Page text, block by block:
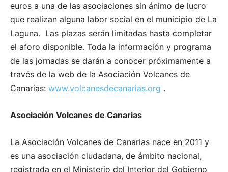
euros a una de las asociaciones sin ánimo de lucro
que realizan alguna labor social en el municipio de La
Laguna. Las plazas serán limitadas hasta completar
el aforo disponible. Toda la información y programa
de las jornadas se darán a conocer próximamente a
través de la web de la Asociación Volcanes de
Canarias: www.volcanesdecanarias.org .
Asociación Volcanes de Canarias
La Asociación Volcanes de Canarias nace en 2011 y
es una asociación ciudadana, de ámbito nacional,
registrada en el Ministerio del Interior del Gobierno